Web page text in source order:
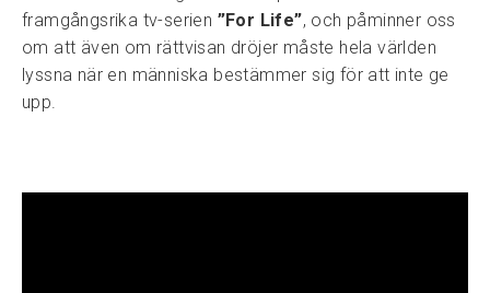
framgångsrika tv-serien ”For Life”, och påminner oss
om att även om rättvisan dröjer måste hela världen
lyssna när en människa bestämmer sig för att inte ge
upp.